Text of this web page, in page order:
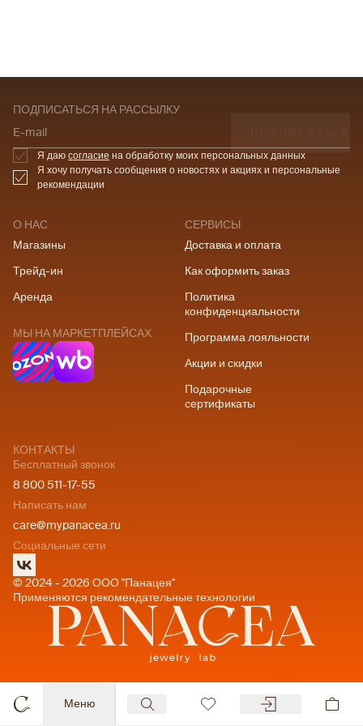
Меню
О НАС
Магазины
Трейд-ин
Аренда
МЫ НА МАРКЕТПЛЕЙСАХ
СЕРВИСЫ
Доставка и оплата
Как оформить заказ
Политика
конфиденциальности
Программа лояльности
Акции и скидки
Подарочные
сертификаты
КОНТАКТЫ
Бесплатный звонок
8 800 511-17-55
Написать нам
care@mypanacea.ru
Социальные сети
© 2024 - 2026 ООО "Панацея"
Применяются рекомендательные технологии
ПОДПИСАТЬСЯ НА РАССЫЛКУ
E-mail
Я даю согласие на обработку моих персональных данных
Я хочу получать сообщения о новостях и акциях и персональные
рекомендации